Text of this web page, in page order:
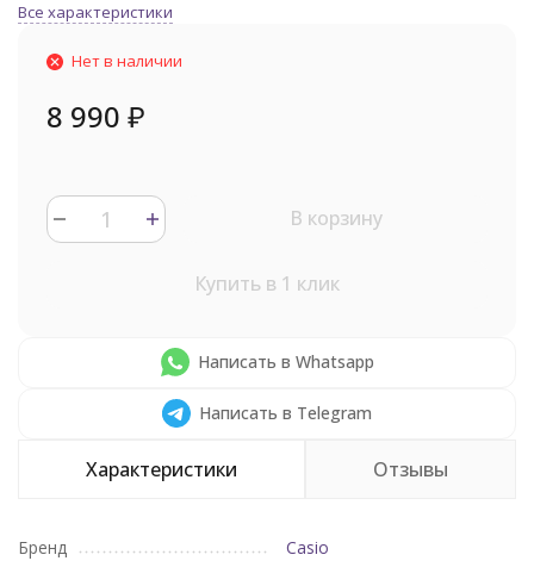
Все характеристики
Нет в наличии
8 990 ₽
В корзину
Купить в 1 клик
Написать в Whatsapp
Написать в Telegram
Характеристики Отзывы
Бренд
Casio